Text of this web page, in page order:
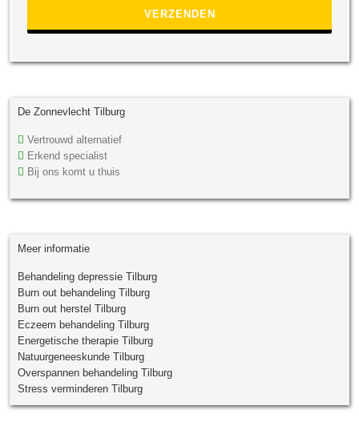
De Zonnevlecht Tilburg
Vertrouwd alternatief
Erkend specialist
Bij ons komt u thuis
Meer informatie
Behandeling depressie Tilburg
Burn out behandeling Tilburg
Burn out herstel Tilburg
Eczeem behandeling Tilburg
Energetische therapie Tilburg
Natuurgeneeskunde Tilburg
Overspannen behandeling Tilburg
Stress verminderen Tilburg